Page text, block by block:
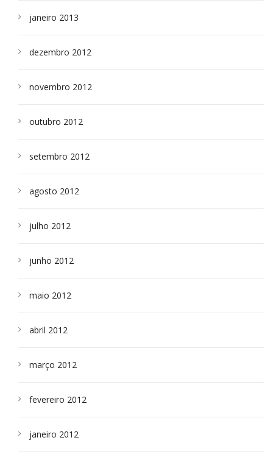
janeiro 2013
dezembro 2012
novembro 2012
outubro 2012
setembro 2012
agosto 2012
julho 2012
junho 2012
maio 2012
abril 2012
março 2012
fevereiro 2012
janeiro 2012